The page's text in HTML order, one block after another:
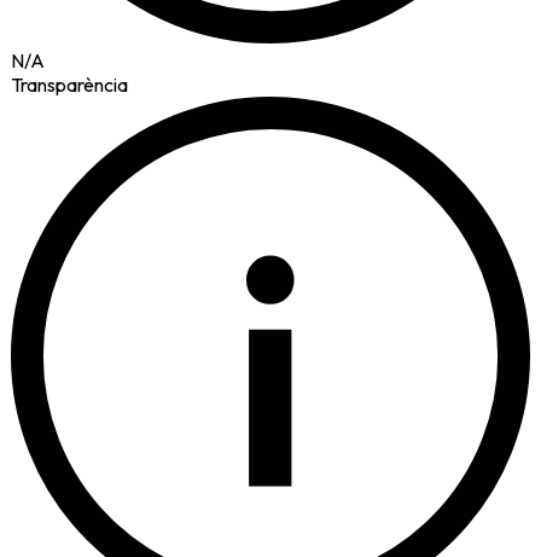
N/A
Transparència
i